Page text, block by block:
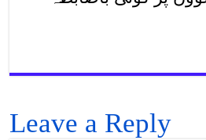
Leave a Reply